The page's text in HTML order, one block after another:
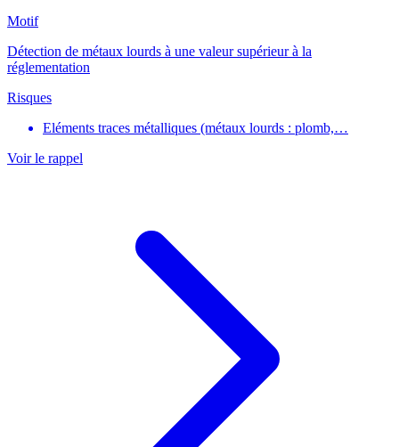
Motif
Détection de métaux lourds à une valeur supérieur à la
réglementation
Risques
Eléments traces métalliques (métaux lourds : plomb,…
Voir le rappel